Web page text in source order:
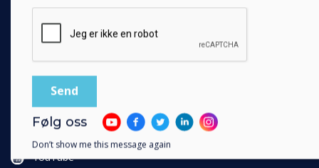
Retail
Customer stories
Work From Home
FOLLOW US
YouTube
Følg oss
Don’t show me this message again